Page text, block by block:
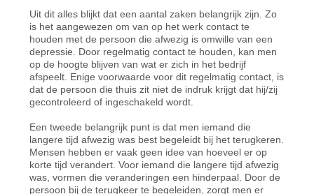
Uit dit alles blijkt dat een aantal zaken belangrijk zijn. Zo
is het aangewezen om van op het werk contact te
houden met de persoon die afwezig is omwille van een
depressie. Door regelmatig contact te houden, kan men
op de hoogte blijven van wat er zich in het bedrijf
afspeelt. Enige voorwaarde voor dit regelmatig contact, is
dat de persoon die thuis zit niet de indruk krijgt dat hij/zij
gecontroleerd of ingeschakeld wordt.
Een tweede belangrijk punt is dat men iemand die
langere tijd afwezig was best begeleidt bij het terugkeren.
Mensen hebben er vaak geen idee van hoeveel er op
korte tijd verandert. Voor iemand die langere tijd afwezig
was, vormen die veranderingen een hinderpaal. Door de
persoon bij de terugkeer te begeleiden, zorgt men er